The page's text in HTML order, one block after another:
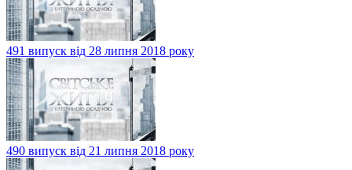
491 випуск від 28 липня 2018 року
490 випуск від 21 липня 2018 року